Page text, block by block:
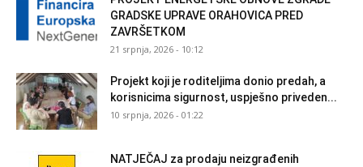
GRADSKE UPRAVE ORAHOVICA PRED
ZAVRŠETKOM
21 srpnja, 2026 - 10:12
Projekt koji je roditeljima donio predah, a
korisnicima sigurnost, uspješno priveden...
10 srpnja, 2026 - 01:22
NATJEČAJ za prodaju neizgrađenih